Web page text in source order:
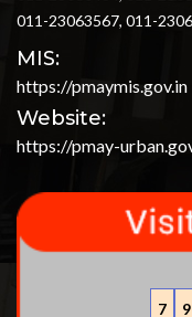
011-23063567, 011-
MIS:
https://pmaymis.gov.in
Website:
https://pmay-
7 9